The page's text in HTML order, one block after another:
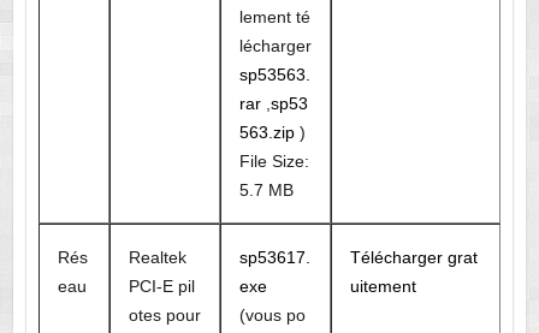
lement té
lécharger
sp53563.
rar, sp53
563.zip)
File Size:
5.7 MB
Rés
eau
Realtek
PCI-E pil
otes pour
sp53617.
exe
(vous po
Télécharger grat
uitement